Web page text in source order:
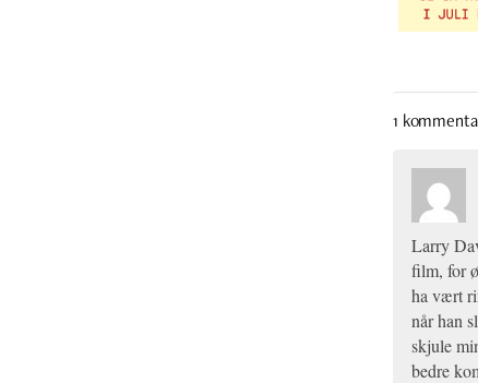
1
Larry
film, for
ha vært
når han
skjule
bedre